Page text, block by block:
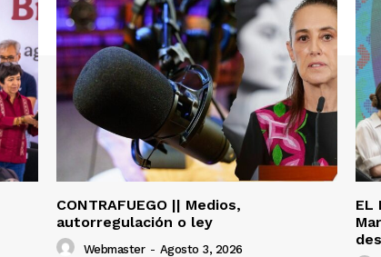
CONTRAFUEGO || Medios,
autorregulación o ley
Webmaster - Agosto 3, 2026
EL